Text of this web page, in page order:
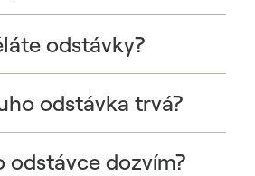
odstávky?
odstávka trvá?
odstávce dozvím?